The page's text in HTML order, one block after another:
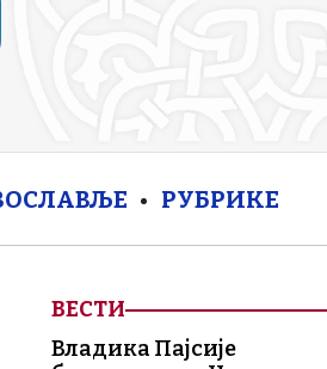
РУБРИКЕ
ВЕСТИ
Владика Пајсије